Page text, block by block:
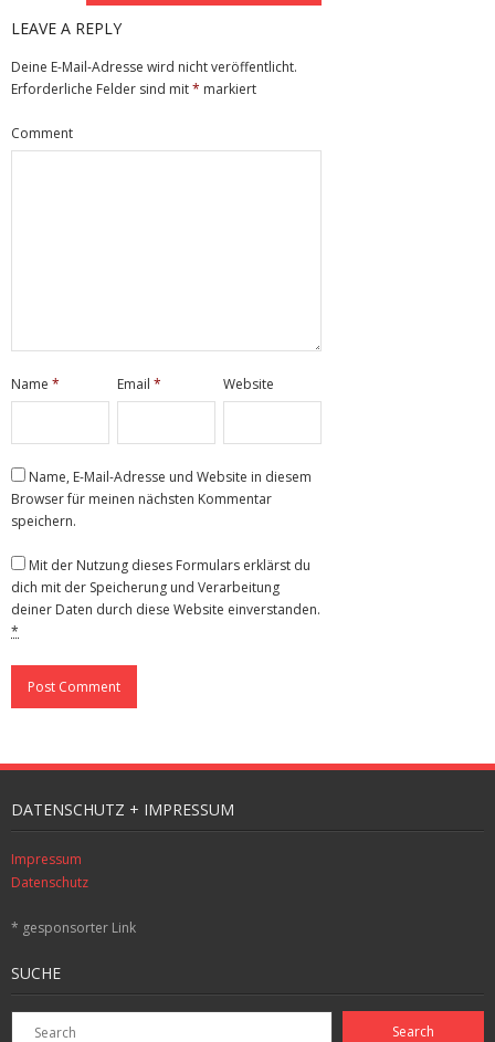
LEAVE A REPLY
Deine E-Mail-Adresse wird nicht veröffentlicht.
Erforderliche Felder sind mit* markiert
Comment
Name * Email* Website
Name, E-Mail-Adresse und Website in diesem
Browser für meinen nächsten Kommentar
speichern.
Mit der Nutzung dieses Formulars erklärst du
dich mit der Speicherung und Verarbeitung
deiner Daten durch diese Website einverstanden.
*
DATENSCHUTZ + IMPRESSUM
Impressum
Datenschutz
* gesponsorter Link
SUCHE